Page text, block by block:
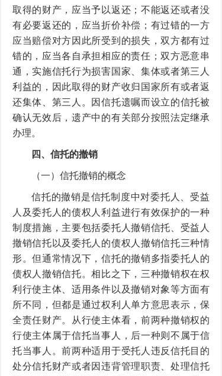
取得的财产，应当予以返还；不能返还或者没
有必要返还的，应当折价补偿；有过错的一方
应当赔偿对方因此所受到的损失，双方都有过
错的，应当各自承担相应的责任；双方恶意串
通，实施信托行为损害国家、集体或者第三人
利益的，因此取得的财产收归国家所有或者返
还集体、第三人。因信托遗嘱而设立的信托被
确认无效后，遗产中的有关部分按照法定继承
办理。
四、信托的撤销
（一）信托撤销的概念
信托的撤销是信托制度中对委托人、受益
人及委托人的债权人利益进行有效保护的一种
制度措施，主要包括委托人撤销信托、受益人
撤销信托以及委托人的债权人撤销信托三种情
形。但通常情况下，信托的撤销多指委托人的
债权人撤销信托。相比之下，三种撤销权在权
利行使主体、适用条件以及撤销对象等方面有
所不同，但都是通过权利人单方意思表示，保
全责任财产。从行使主体看，前两种撤销权的
行使主体属于信托当事人，后一种则不属于信
托当事人。前两种适用于受托人违反信托目的
处分信托财产或者因违背管理职责、处理信托